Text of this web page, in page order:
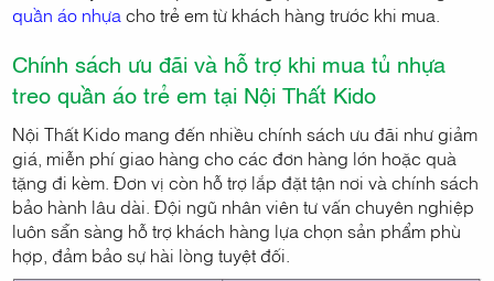
quần áo nhựa cho trẻ em từ khách hàng trước khi mua.
Chính sách ưu đãi và hỗ trợ khi mua tủ nhựa
treo quần áo trẻ em tại Nội Thất Kido
Nội Thất Kido mang đến nhiều chính sách ưu đãi như giảm
giá, miễn phí giao hàng cho các đơn hàng lớn hoặc quà
tặng đi kèm. Đơn vị còn hỗ trợ lắp đặt tận nơi và chính sách
bảo hành lâu dài. Đội ngũ nhân viên tư vấn chuyên nghiệp
luôn sẵn sàng hỗ trợ khách hàng lựa chọn sản phẩm phù
hợp, đảm bảo sự hài lòng tuyệt đối.